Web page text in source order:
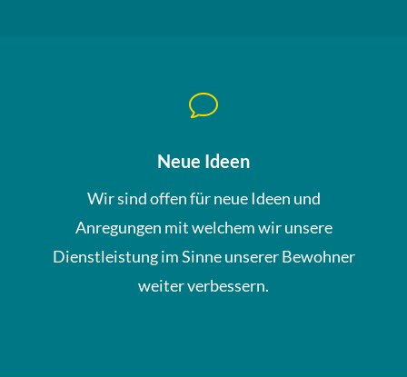
v
Neue Ideen
Wir sind offen für neue Ideen und
Anregungen mit welchem wir unsere
Dienstleistung im Sinne unserer Bewohner
weiter verbessern.